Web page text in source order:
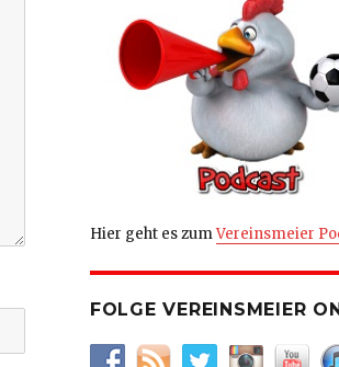
Hier geht es zumVereinsmeier
FOLGE VEREINSMEIER